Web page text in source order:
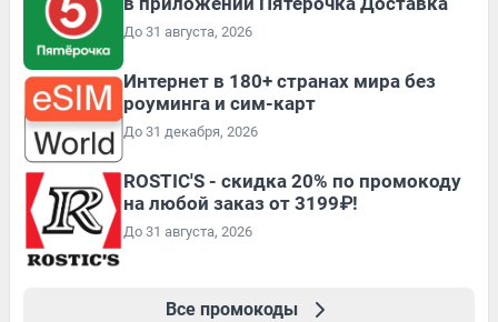
До 31 августа, 2026
Интернет в 180+ странах мира без
роуминга и сим-карт
До 31 декабря, 2026
ROSTIC'S - скидка 20% по промокоду
на любой заказ от 3199₽!
До 31 августа, 2026
Все промокоды